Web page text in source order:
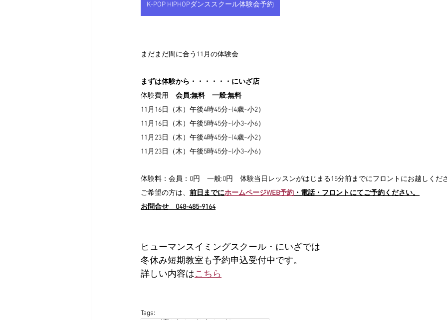
K-POP HIPHOPダンススクール体験会予約
まだまだ間に合う11月の体験会
まずは体験から・・・・・・にいざ店
体験費用 会員:無料　一般:無料
11月16日（木）午後4時45分~(4歳~小2）
11月16日（木）午後5時45分~(小3~小6）
11月23日（木）午後4時45分~(4歳~小2）
11月23日（木）午後5時45分~(小3~小6）
体験料：会員：0円　一般:0円　体験当日レッスンがはじまる15分前までにフロントにお越しくだ
ご希望の方は、 前日までにホームページWEB予約 ・電話・フロントにてご予約ください。
お問合せ　048-485-9164
ヒューマンスイミングスクール・にいざでは
冬休み短期教室も予約申込受付中です。
詳しい内容はこちら
Tags: